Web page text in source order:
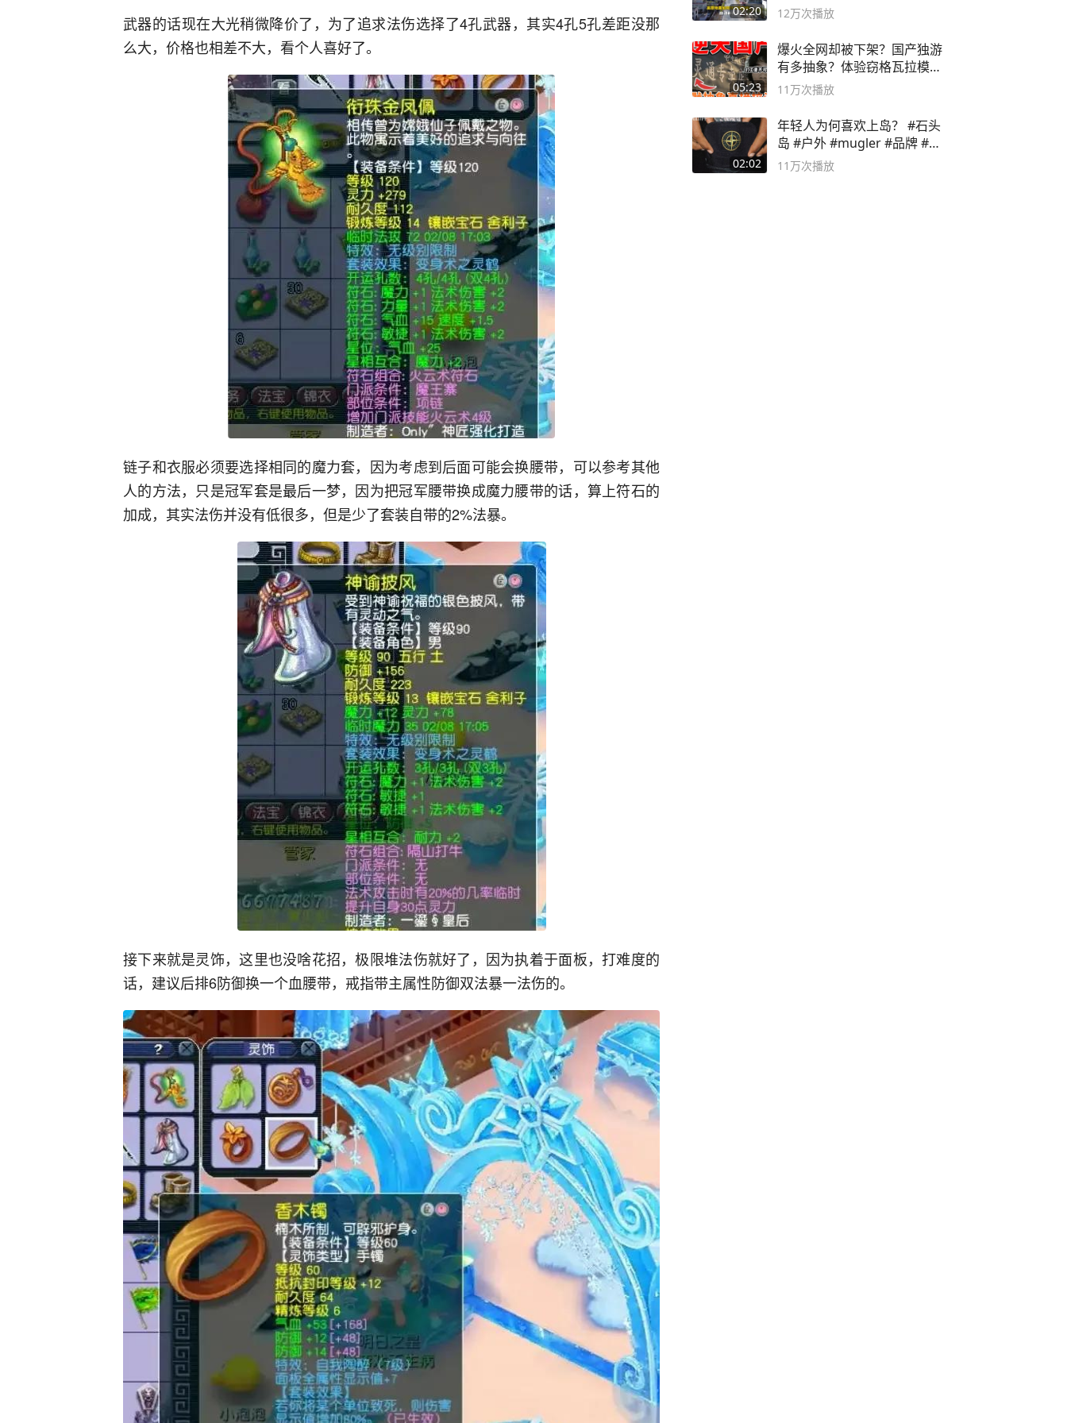
武器的话现在大光稍微降价了，为了追求法伤选择了4孔武器，其实4孔5孔差距没那
么大，价格也相差不大，看个人喜好了。
链子和衣服必须要选择相同的魔力套，因为考虑到后面可能会换腰带，可以参考其他
人的方法，只是冠军套是最后一梦，因为把冠军腰带换成魔力腰带的话，算上符石的
加成，其实法伤并没有低很多，但是少了套装自带的2%法暴。
接下来就是灵饰，这里也没啥花招，极限堆法伤就好了，因为执着于面板，打难度的
话，建议后排6防御换一个血腰带，戒指带主属性防御双法暴一法伤的。
02:20 12万次播放
05:23
爆火全网却被下架？国产独游
有多抽象？体验窃格瓦拉模拟
器！
11万次播放
02:02
年轻人为何喜欢上岛？ #石头
岛 #户外 #mugler #品牌 #足
球流氓
11万次播放